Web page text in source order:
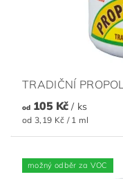
TRADIČNÍ
od105 Kč/ ks
od 3,19 Kč / 1 ml
možný odběr za VOC